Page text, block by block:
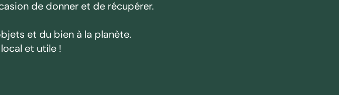
de donner et de récupérer.
et du bien à la planète.
et utile !